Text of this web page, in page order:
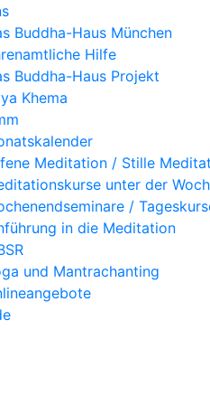
Buddha-Haus München
Hilfe
Buddha-Haus Projekt
Khema
Meditation / Stille
unter der
/
in die Meditation
und Mantrachanting